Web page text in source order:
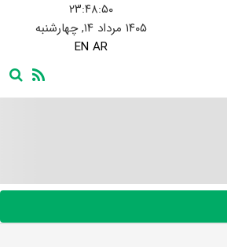
۲۳:۴۸:۵۱
۱۴۰۵ مرداد ۱۴, چهارشنبه
EN AR